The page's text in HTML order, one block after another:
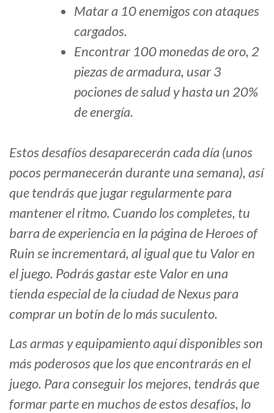
Matar a 10 enemigos con ataques
cargados.
Encontrar 100 monedas de oro, 2
piezas de armadura, usar 3
pociones de salud y hasta un 20%
de energía.
Estos desafíos desaparecerán cada día (unos
pocos permanecerán durante una semana), así
que tendrás que jugar regularmente para
mantener el ritmo. Cuando los completes, tu
barra de experiencia en la página de Heroes of
Ruin se incrementará, al igual que tu Valor en
el juego. Podrás gastar este Valor en una
tienda especial de la ciudad de Nexus para
comprar un botín de lo más suculento.
Las armas y equipamiento aquí disponibles son
más poderosos que los que encontrarás en el
juego. Para conseguir los mejores, tendrás que
formar parte en muchos de estos desafíos, lo